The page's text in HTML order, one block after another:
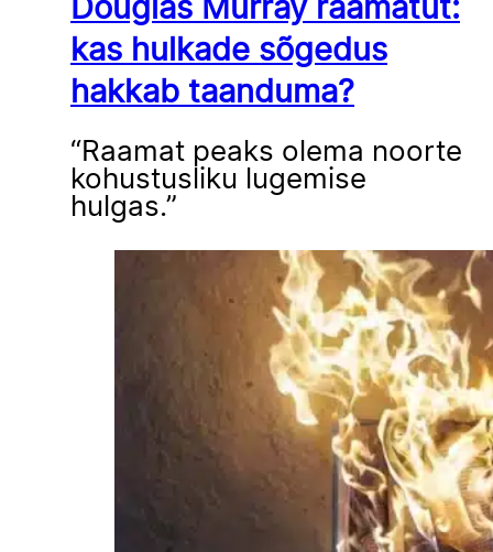
Douglas Murray raamatut:
kas hulkade sõgedus
hakkab taanduma?
“Raamat peaks olema noorte
kohustusliku lugemise
hulgas.”